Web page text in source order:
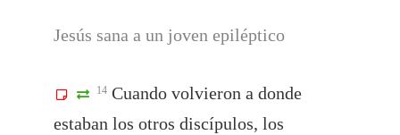
Jesús sana a un joven epiléptico
14 Cuando volvieron a donde
estaban los otros discípulos, los